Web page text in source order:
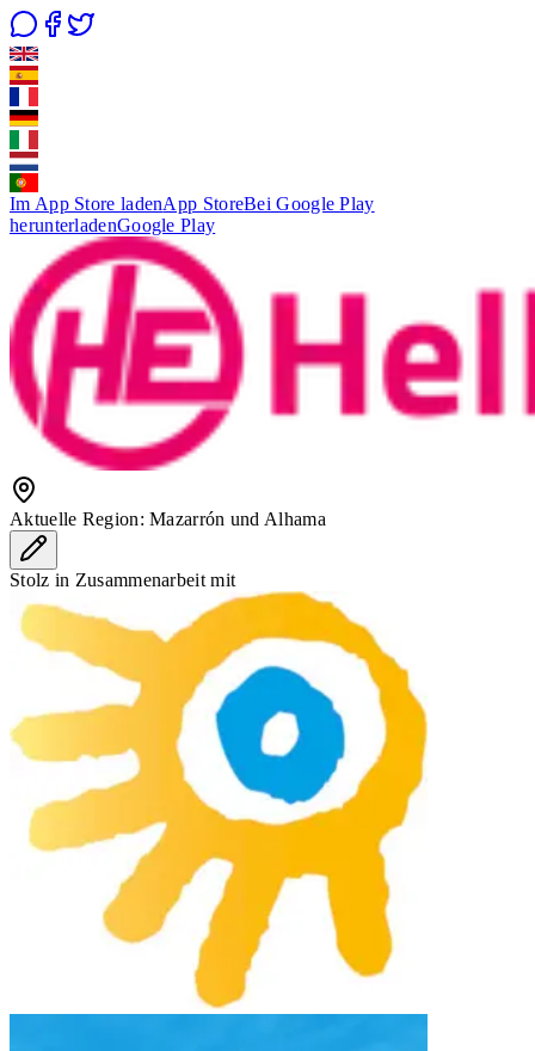
Im App Store ladenApp StoreBei Google Play
herunterladenGoogle Play
Aktuelle Region:Mazarrón und Alhama
Stolz in Zusammenarbeit mit